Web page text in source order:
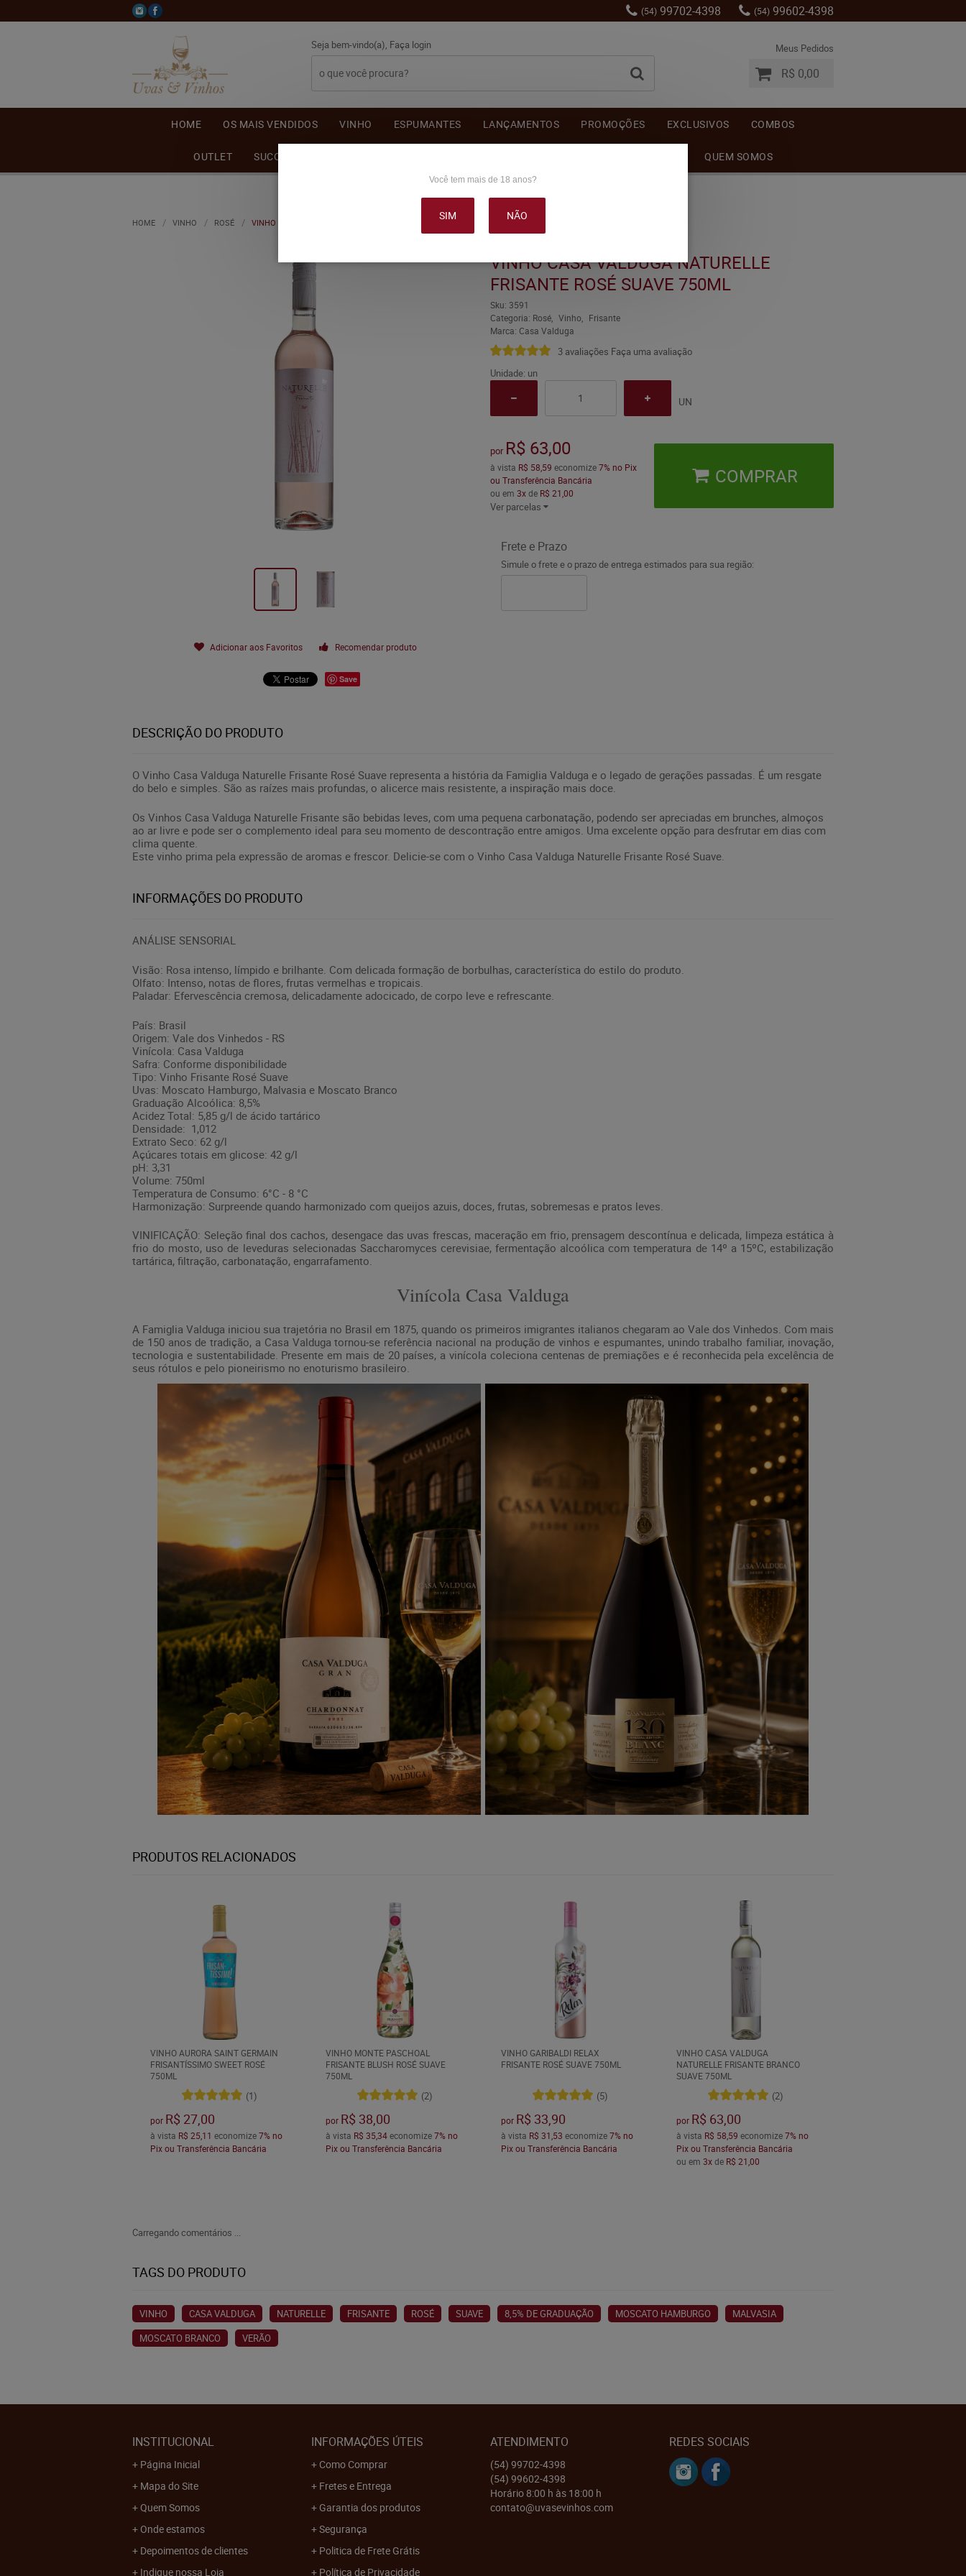
(54) 99702-4398 (54) 99602-4398
Seja bem-vindo(a), Faça login Meus Pedidos
R$ 0,00
HOME OS MAIS VENDIDOS VINHO ESPUMANTES LANÇAMENTOS PROMOÇÕES EXCLUSIVOS COMBOS
OUTLET SUCO DE UVA QUEM SOMOS
HOME VINHO ROSÉ VINHO CASA VALDUGA NATURELLE FRISANTE ROSÉ SUAVE 750ML
Adicionar aos Favoritos Recomendar produto
Save
VINHO CASA VALDUGA NATURELLE
FRISANTE ROSÉ SUAVE 750ML
Sku: 3591
Categoria: Rosé Vinho
Frisante
Marca: Casa Valduga
3 avaliações Faça uma avaliação
Unidade: un
UN
por R$ 63,00
à vista R$ 58,59 economize7% no Pix
ou Transferência Bancária
ou em 3xde R$ 21,00
Ver parcelas
COMPRAR
Frete e Prazo
Simule o frete e o prazo de entrega estimados para sua região:
DESCRIÇÃO DO PRODUTO
O Vinho Casa Valduga Naturelle Frisante Rosé Suave representa a história da Famiglia Valduga e o legado de gerações passadas. É um resgate
do belo e simples. São as raízes mais profundas, o alicerce mais resistente, a inspiração mais doce.
Os Vinhos Casa Valduga Naturelle Frisante são bebidas leves, com uma pequena carbonatação, podendo ser apreciadas em brunches, almoços
ao ar livre e pode ser o complemento ideal para seu momento de descontração entre amigos. Uma excelente opção para desfrutar em dias com
clima quente.
Este vinho prima pela expressão de aromas e frescor. Delicie-se com o Vinho Casa Valduga Naturelle Frisante Rosé Suave.
INFORMAÇÕES DO PRODUTO
ANÁLISE SENSORIAL
Visão: Rosa intenso, límpido e brilhante. Com delicada formação de borbulhas, característica do estilo do produto.
Olfato: Intenso, notas de flores, frutas vermelhas e tropicais.
Paladar: Efervescência cremosa, delicadamente adocicado, de corpo leve e refrescante.
País: Brasil
Origem: Vale dos Vinhedos - RS
Vinícola: Casa Valduga
Safra: Conforme disponibilidade
Tipo: Vinho Frisante Rosé Suave
Uvas: Moscato Hamburgo, Malvasia e Moscato Branco
Graduação Alcoólica: 8,5%
Acidez Total: 5,85 g/l de ácido tartárico
Densidade: 1,012
Extrato Seco: 62 g/l
Açúcares totais em glicose: 42 g/l
pH: 3,31
Volume: 750ml
Temperatura de Consumo: 6°C - 8 °C
Harmonização: Surpreende quando harmonizado com queijos azuis, doces, frutas, sobremesas e pratos leves.
VINIFICAÇÃO: Seleção final dos cachos, desengace das uvas frescas, maceração em frio, prensagem descontínua e delicada, limpeza estática à
frio do mosto, uso de leveduras selecionadas Saccharomyces cerevisiae, fermentação alcoólica com temperatura de 14º a 15ºC, estabilização
tartárica, filtração, carbonatação, engarrafamento.
Vinícola Casa Valduga
A Famiglia Valduga iniciou sua trajetória no Brasil em 1875, quando os primeiros imigrantes italianos chegaram ao Vale dos Vinhedos. Com mais
de 150 anos de tradição, a Casa Valduga tornou-se referência nacional na produção de vinhos e espumantes, unindo trabalho familiar, inovação,
tecnologia e sustentabilidade. Presente em mais de 20 países, a vinícola coleciona centenas de premiações e é reconhecida pela excelência de
seus rótulos e pelo pioneirismo no enoturismo brasileiro.
PRODUTOS RELACIONADOS
VINHO AURORA SAINT GERMAIN
FRISANTÍSSIMO SWEET ROSÉ
750ML
(1)
por R$ 27,00
à vista R$ 25,11 economize7% no
Pix ou Transferência Bancária
VINHO MONTE PASCHOAL
FRISANTE BLUSH ROSÉ SUAVE
750ML
(2)
por R$ 38,00
à vista R$ 35,34economize7% no
Pix ou Transferência Bancária
VINHO GARIBALDI RELAX
FRISANTE ROSÉ SUAVE 750ML
(5)
por R$ 33,90
à vista R$ 31,53 economize7% no
Pix ou Transferência Bancária
VINHO CASA VALDUGA
NATURELLE FRISANTE BRANCO
SUAVE 750ML
(2)
por R$ 63,00
à vista R$ 58,59 economize7% no
Pix ou Transferência Bancária
ou em 3xde R$ 21,00
Carregando comentários ...
TAGS DO PRODUTO
VINHO CASA VALDUGA NATURELLE FRISANTE ROSÉ SUAVE 8,5% DE GRADUAÇÃO MOSCATO HAMBURGO
MALVASIA
MOSCATO BRANCO
VERÃO
INSTITUCIONAL
Página Inicial
Mapa do Site
Quem Somos
Onde estamos
Depoimentos de clientes
Indique nossa Loja
INFORMAÇÕES ÚTEIS
Como Comprar
Fretes e Entrega
Garantia dos produtos
Segurança
Politica de Frete Grátis
Política de Privacidade
ATENDIMENTO
(54) 99702-4398
(54) 99602-4398
Horário 8:00 h às 18:00 h
contato@uvasevinhos.com
REDES SOCIAIS
Você tem mais de 18 anos?
SIM NÃO